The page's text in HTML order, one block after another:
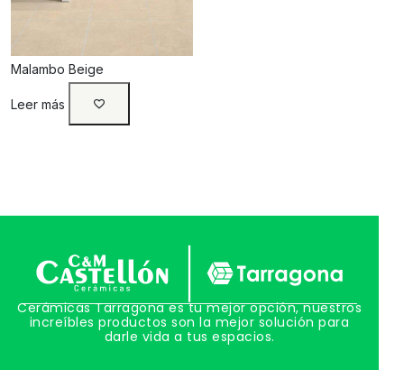
Malambo Beige
Leer más
Cerámicas Tarragona es tu mejor opción, nuestros
increíbles productos son la mejor solución para
darle vida a tus espacios.